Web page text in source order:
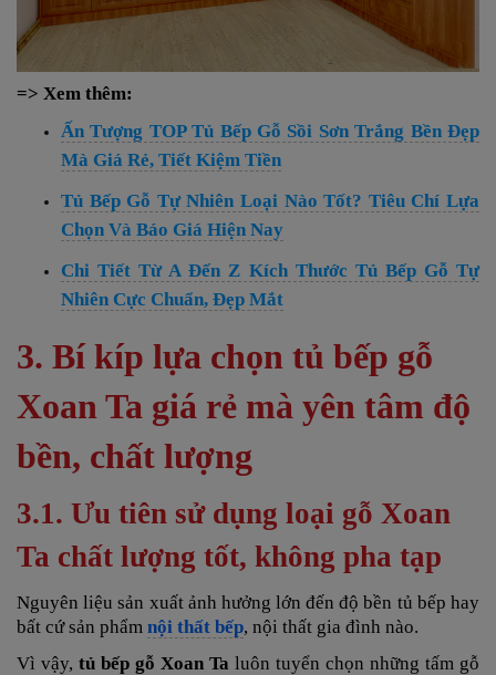
=> Xem thêm:
Ấn Tượng TOP Tủ Bếp Gỗ Sồi Sơn Trắng Bền Đẹp
Mà Giá Rẻ, Tiết Kiệm Tiền
Tủ Bếp Gỗ Tự Nhiên Loại Nào Tốt? Tiêu Chí Lựa
Chọn Và Báo Giá Hiện Nay
Chi Tiết Từ A Đến Z Kích Thước Tủ Bếp Gỗ Tự
Nhiên Cực Chuẩn, Đẹp Mắt
3. Bí kíp lựa chọn tủ bếp gỗ
Xoan Ta giá rẻ mà yên tâm độ
bền, chất lượng
3.1. Ưu tiên sử dụng loại gỗ Xoan
Ta chất lượng tốt, không pha tạp
Nguyên liệu sản xuất ảnh hưởng lớn đến độ bền tủ bếp hay
bất cứ sản phẩm nội thất bếp, nội thất gia đình nào.
Vì vậy, tủ bếp gỗ Xoan Ta luôn tuyển chọn những tấm gỗ